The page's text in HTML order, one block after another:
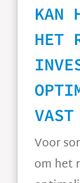
KAN
HET
Voor
om het